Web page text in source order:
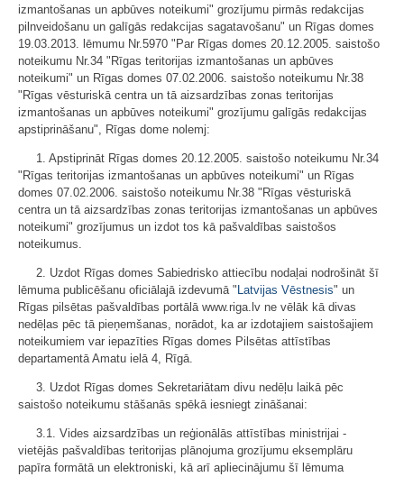
izmantošanas un apbūves noteikumi" grozījumu pirmās redakcijas
pilnveidošanu un galīgās redakcijas sagatavošanu" un Rīgas domes
19.03.2013. lēmumu Nr.5970 "Par Rīgas domes 20.12.2005. saistošo
noteikumu Nr.34 "Rīgas teritorijas izmantošanas un apbūves
noteikumi" un Rīgas domes 07.02.2006. saistošo noteikumu Nr.38
"Rīgas vēsturiskā centra un tā aizsardzības zonas teritorijas
izmantošanas un apbūves noteikumi" grozījumu galīgās redakcijas
apstiprināšanu", Rīgas dome nolemj:
1. Apstiprināt Rīgas domes 20.12.2005. saistošo noteikumu Nr.34
"Rīgas teritorijas izmantošanas un apbūves noteikumi" un Rīgas
domes 07.02.2006. saistošo noteikumu Nr.38 "Rīgas vēsturiskā
centra un tā aizsardzības zonas teritorijas izmantošanas un apbūves
noteikumi" grozījumus un izdot tos kā pašvaldības saistošos
noteikumus.
2. Uzdot Rīgas domes Sabiedrisko attiecību nodaļai nodrošināt šī
lēmuma publicēšanu oficiālajā izdevumā " Latvijas Vēstnesis" un
Rīgas pilsētas pašvaldības portālā www.riga.lv ne vēlāk kā divas
nedēļas pēc tā pieņemšanas, norādot, ka ar izdotajiem saistošajiem
noteikumiem var iepazīties Rīgas domes Pilsētas attīstības
departamentā Amatu ielā 4, Rīgā.
3. Uzdot Rīgas domes Sekretariātam divu nedēļu laikā pēc
saistošo noteikumu stāšanās spēkā iesniegt zināšanai:
3.1. Vides aizsardzības un reģionālās attīstības ministrijai -
vietējās pašvaldības teritorijas plānojuma grozījumu eksemplāru
papīra formātā un elektroniski, kā arī apliecinājumu šī lēmuma